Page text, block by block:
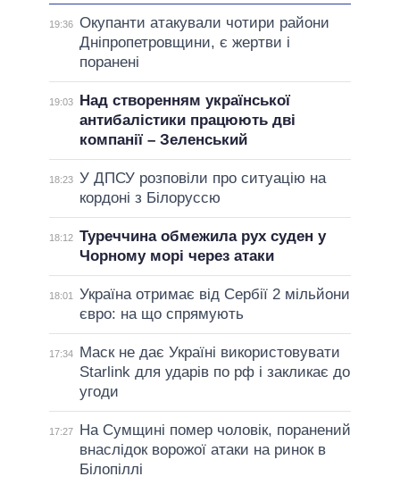
19:36 Окупанти атакували чотири райони
Дніпропетровщини, є жертви і
поранені
19:03
Над створенням української
антибалістики працюють дві
компанії – Зеленський
18:23 У ДПСУ розповіли про ситуацію на
кордоні з Білоруссю
18:12 Туреччина обмежила рух суден у
Чорному морі через атаки
18:01
Україна отримає від Сербії 2 мільйони
євро: на що спрямують
17:34
Маск не дає Україні використовувати
Starlink для ударів по рф і закликає до
угоди
17:27
На Сумщині помер чоловік, поранений
внаслідок ворожої атаки на ринок в
Білопіллі